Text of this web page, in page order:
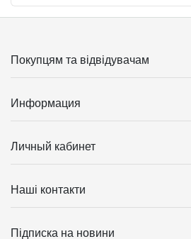
Покупцям та відвідувачам
Информация
Личный кабинет
Наші контакти
Підписка на новини